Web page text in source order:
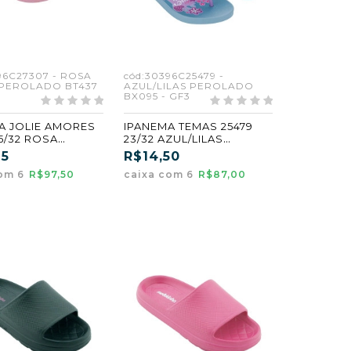
- ROSA
BT437
JOLIE AMORES
32 ROSA
(CX6)
6 R$97,50
cód:30396C25479 -
AZUL/LILAS PEROLADO
BX095 - GF3
IPANEMA TEMAS 25479
23/32 AZUL/LILAS
PEROLADO (BX095) (GF3)
(CX6)
R$14,50
caixa com 6 R$87,00